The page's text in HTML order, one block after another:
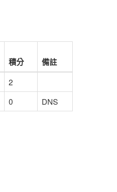
積分 備註
2
0 DNS